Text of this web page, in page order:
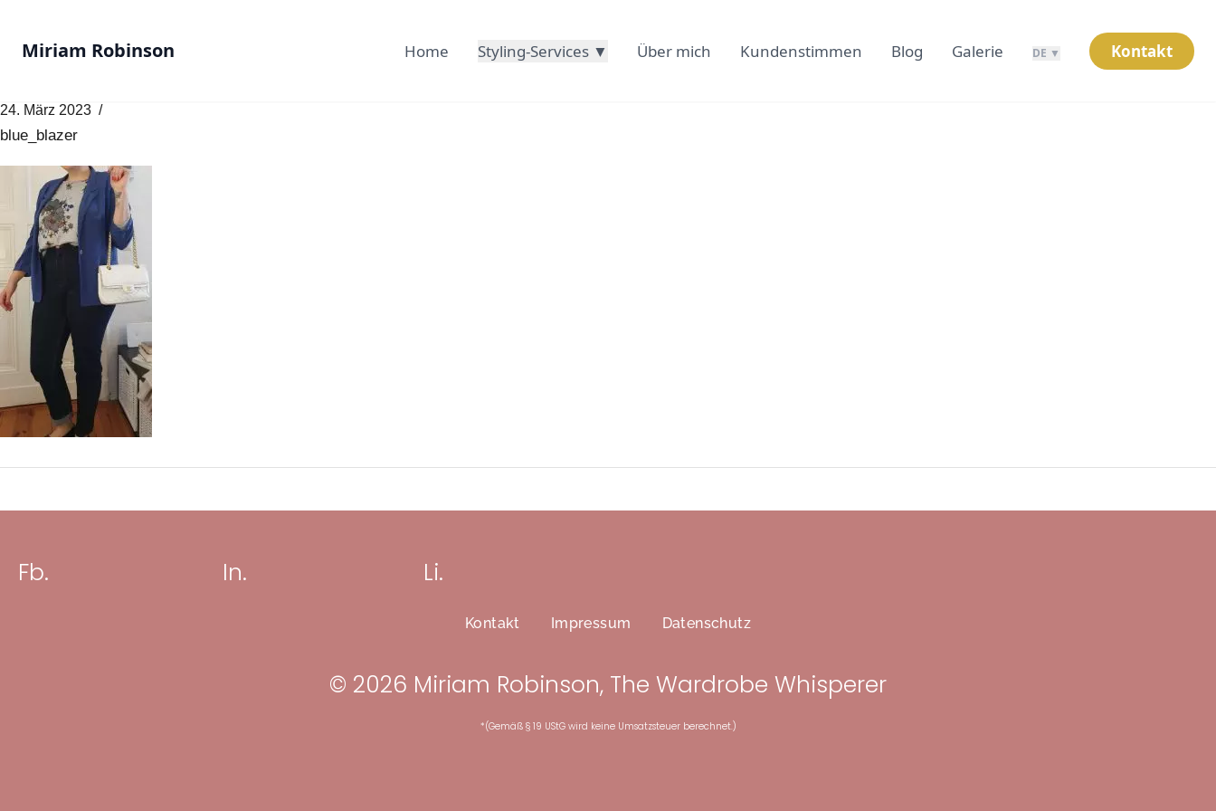
Miriam Robinson Home Styling-Services ▼ Über mich Kundenstimmen Blog Galerie DE ▼ Kontakt
24. März 2023
blue_blazer
Fb. In. Li.
Kontakt Impressum Datenschutz
© 2026 Miriam Robinson, The Wardrobe Whisperer
*(Gemäß § 19 UStG wird keine Umsatzsteuer berechnet.)